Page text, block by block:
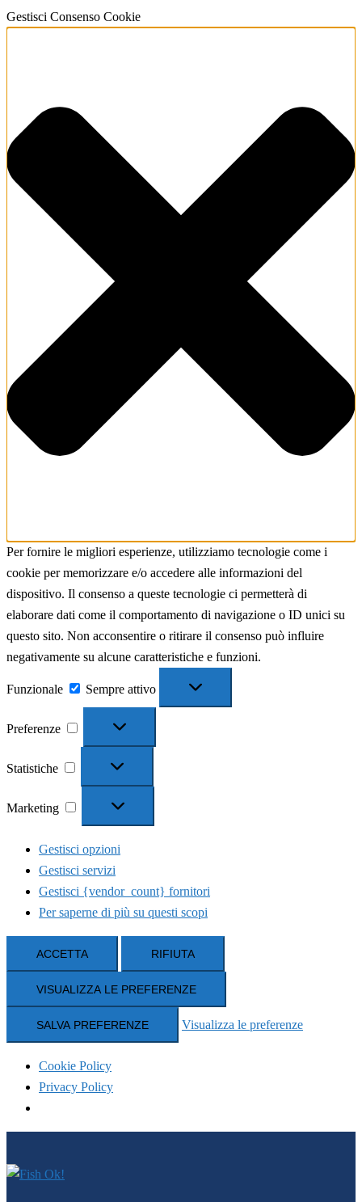
Gestisci Consenso Cookie
Per fornire le migliori esperienze, utilizziamo tecnologie come i
cookie per memorizzare e/o accedere alle informazioni del
dispositivo. Il consenso a queste tecnologie ci permetterà di
elaborare dati come il comportamento di navigazione o ID unici su
questo sito. Non acconsentire o ritirare il consenso può influire
negativamente su alcune caratteristiche e funzioni.
Funzionale
Sempre attivo
Preferenze
Statistiche
Marketing
Gestisci opzioni
Gestisci servizi
Gestisci {vendor_count} fornitori
Per saperne di più su questi scopi
ACCETTA RIFIUTA
VISUALIZZA LE PREFERENZE
SALVA PREFERENZE Visualizza le preferenze
Cookie Policy
Privacy Policy
al
contenuto